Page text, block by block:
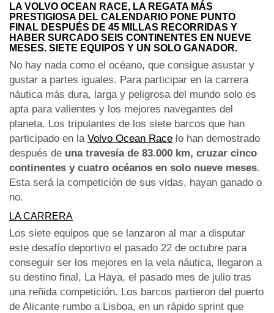
LA VOLVO OCEAN RACE, LA REGATA MÁS
PRESTIGIOSA DEL CALENDARIO PONE PUNTO
FINAL DESPUÉS DE 45 MILLAS RECORRIDAS Y
HABER SURCADO SEIS CONTINENTES EN NUEVE
MESES. SIETE EQUIPOS Y UN SOLO GANADOR.
No hay nada como el océano, que consigue asustar y
gustar a partes iguales. Para participar en la carrera
náutica más dura, larga y peligrosa del mundo solo es
apta para valientes y los mejores navegantes del
planeta. Los tripulantes de los siete barcos que han
participado en la Volvo Ocean Race lo han demostrado
después de una travesía de 83.000 km, cruzar cinco
continentes y cuatro océanos en solo nueve meses.
Esta será la competición de sus vidas, hayan ganado o
no.
LA CARRERA
Los siete equipos que se lanzaron al mar a disputar
este desafío deportivo el pasado 22 de octubre para
conseguir ser los mejores en la vela náutica, llegaron a
su destino final, La Haya, el pasado mes de julio tras
una reñida competición. Los barcos partieron del puerto
de Alicante rumbo a Lisboa, en un rápido sprint que